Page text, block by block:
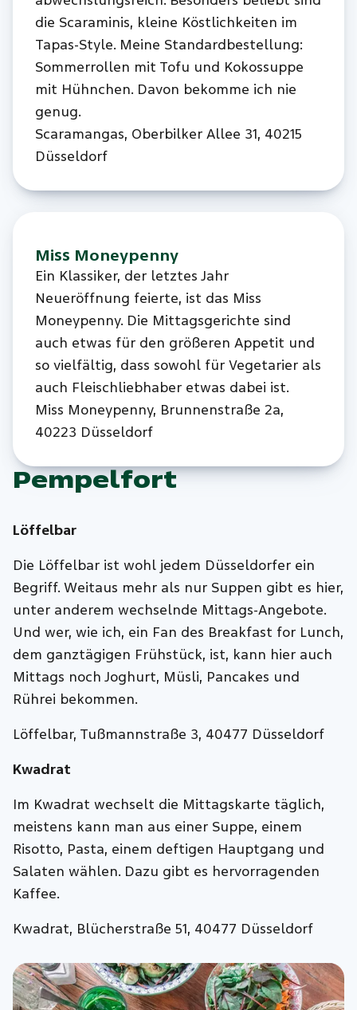
die Scaraminis, kleine Köstlichkeiten im
Tapas-Style. Meine Standardbestellung:
Sommerrollen mit Tofu und Kokossuppe
mit Hühnchen. Davon bekomme ich nie
genug.
Scaramangas, Oberbilker Allee 31, 40215
Düsseldorf
Miss Moneypenny
Ein Klassiker, der letztes Jahr
Neueröffnung feierte, ist das Miss
Moneypenny. Die Mittagsgerichte sind
auch etwas für den größeren Appetit und
so vielfältig, dass sowohl für Vegetarier als
auch Fleischliebhaber etwas dabei ist.
Miss Moneypenny, Brunnenstraße 2a,
40223 Düsseldorf
Pempelfort
Löffelbar
Die Löffelbar ist wohl jedem Düsseldorfer ein
Begriff. Weitaus mehr als nur Suppen gibt es hier,
unter anderem wechselnde Mittags-Angebote.
Und wer, wie ich, ein Fan des Breakfast for Lunch,
dem ganztägigen Frühstück, ist, kann hier auch
Mittags noch Joghurt, Müsli, Pancakes und
Rührei bekommen.
Löffelbar, Tußmannstraße 3, 40477 Düsseldorf
Kwadrat
Im Kwadrat wechselt die Mittagskarte täglich,
meistens kann man aus einer Suppe, einem
Risotto, Pasta, einem deftigen Hauptgang und
Salaten wählen. Dazu gibt es hervorragenden
Kaffee.
Kwadrat, Blücherstraße 51, 40477 Düsseldorf